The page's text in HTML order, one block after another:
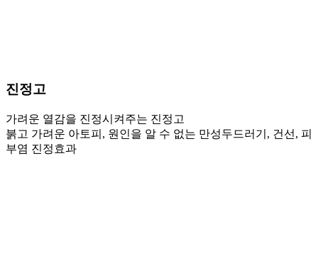
진정고
가려운 열감을 진정시켜주는 진정고
붉고 가려운 아토피, 원인을 알 수 없는 만성두드러기, 건선, 피
부염 진정효과